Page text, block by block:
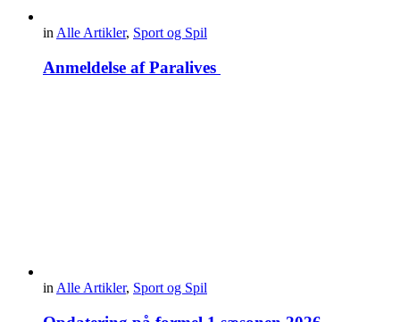
in Alle Artikler, Sport og Spil
Anmeldelse af Paralives
in Alle Artikler, Sport og Spil